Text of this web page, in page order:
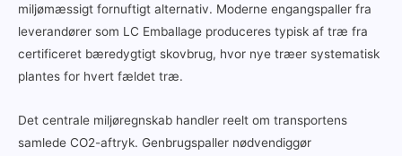
miljømæssigt fornuftigt alternativ. Moderne engangspaller fra
leverandører som LC Emballage produceres typisk af træ fra
certificeret bæredygtigt skovbrug, hvor nye træer systematisk
plantes for hvert fældet træ.
Det centrale miljøregnskab handler reelt om transportens
samlede CO2-aftryk. Genbrugspaller nødvendiggør